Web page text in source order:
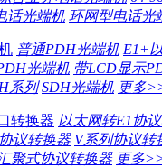
话光端机 环网型电话光
普通PDH光端机 E1+
光端机 带LCD显示
系列 SDH光端机 更多
转换器 以太网转E1协
议转换器 V系列协议转
聚式协议转换器 更多